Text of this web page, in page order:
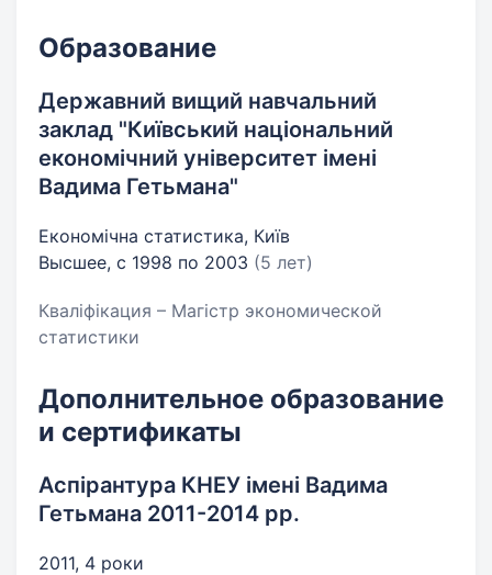
Образование
Державний вищий навчальний
заклад "Київський національний
економічний університет імені
Вадима Гетьмана"
Економічна статистика, Київ
Высшее, с 1998 по 2003 (5 лет)
Кваліфікация – Магістр экономической
статистики
Дополнительное образование
и сертификаты
Аспірантура КНЕУ імені Вадима
Гетьмана 2011-2014 рр.
2011, 4 роки